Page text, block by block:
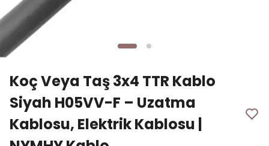
Koç Veya Taş 3x4 TTR Kablo
Siyah H05VV-F – Uzatma
Kablosu, Elektrik Kablosu |